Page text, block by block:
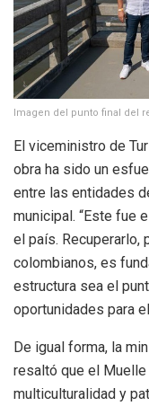
Imagen del punto final del
El viceministro de
obra ha sido un
entre las entidades
municipal. “Este fue
el país. Recuperarlo,
colombianos, es
estructura sea el
oportunidades para
De igual forma, la
resaltó que el
multiculturalidad y